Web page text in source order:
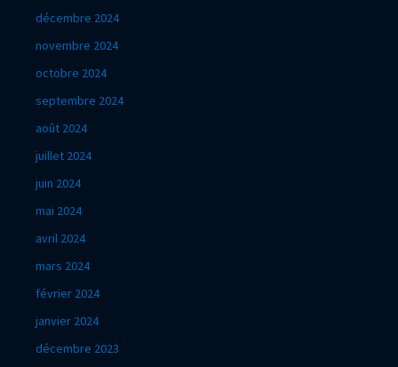
décembre 2024
novembre 2024
octobre 2024
septembre 2024
août 2024
juillet 2024
juin 2024
mai 2024
avril 2024
mars 2024
février 2024
janvier 2024
décembre 2023